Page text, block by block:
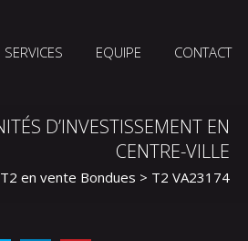
SERVICES EQUIPE CONTACT
D’INVESTISSEMENT EN
CENTRE-VILLE
T2 en vente Bondues > T2 VA23174